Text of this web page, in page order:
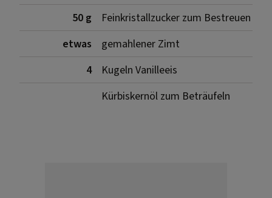
50 g
Feinkristallzucker zum Bestreuen
etwas
gemahlener Zimt
4
Kugeln Vanilleeis
Kürbiskernöl zum Beträufeln